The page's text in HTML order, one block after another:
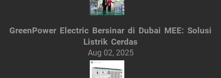
GreenPower Electric Bersinar di Dubai MEE: Solusi
Listrik Cerdas
Aug 02, 2025